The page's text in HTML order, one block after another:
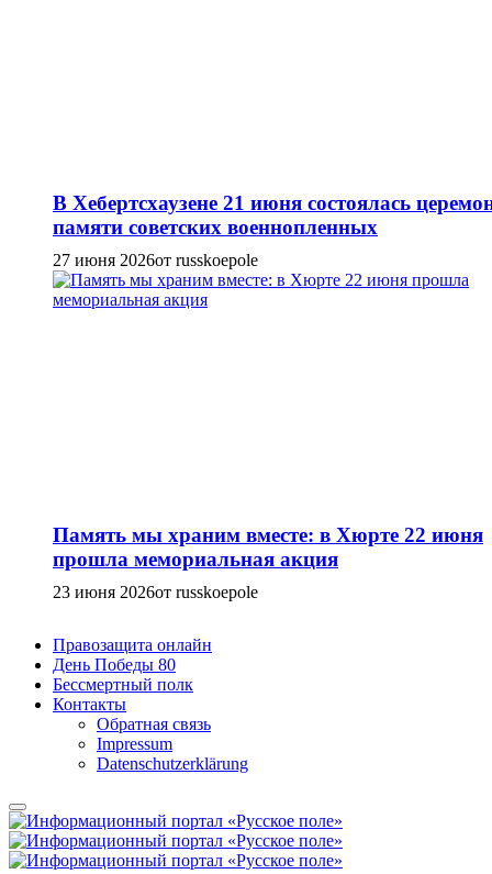
В Хебертсхаузене 21 июня состоялась
памяти советских военнопленных
27 июня 2026от russkoepole
Память мы храним вместе: в Хюрте 22 июня
прошла мемориальная акция
23 июня 2026от russkoepole
Правозащита онлайн
День Победы 80
Бессмертный полк
Контакты
Обратная связь
Impressum
Datenschutzerklärung